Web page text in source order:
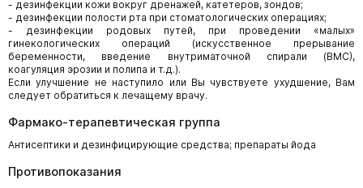
- дезинфекции кожи вокруг дренажей, катетеров, зондов;
- дезинфекции полости рта при стоматологических операциях;
- дезинфекции родовых путей, при проведении «малых»
гинекологических операций (искусственное прерывание
беременности, введение внутриматочной спирали (ВМС),
коагуляция эрозии и полипа и т.д.).
Если улучшение не наступило или Вы чувствуете ухудшение, Вам
следует обратиться к лечащему врачу.
Фармако-терапевтическая группа
Антисептики и дезинфицирующие средства; препараты йода
Противопоказания